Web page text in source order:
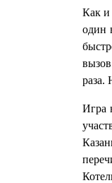
Как и
один
раза.
Игра